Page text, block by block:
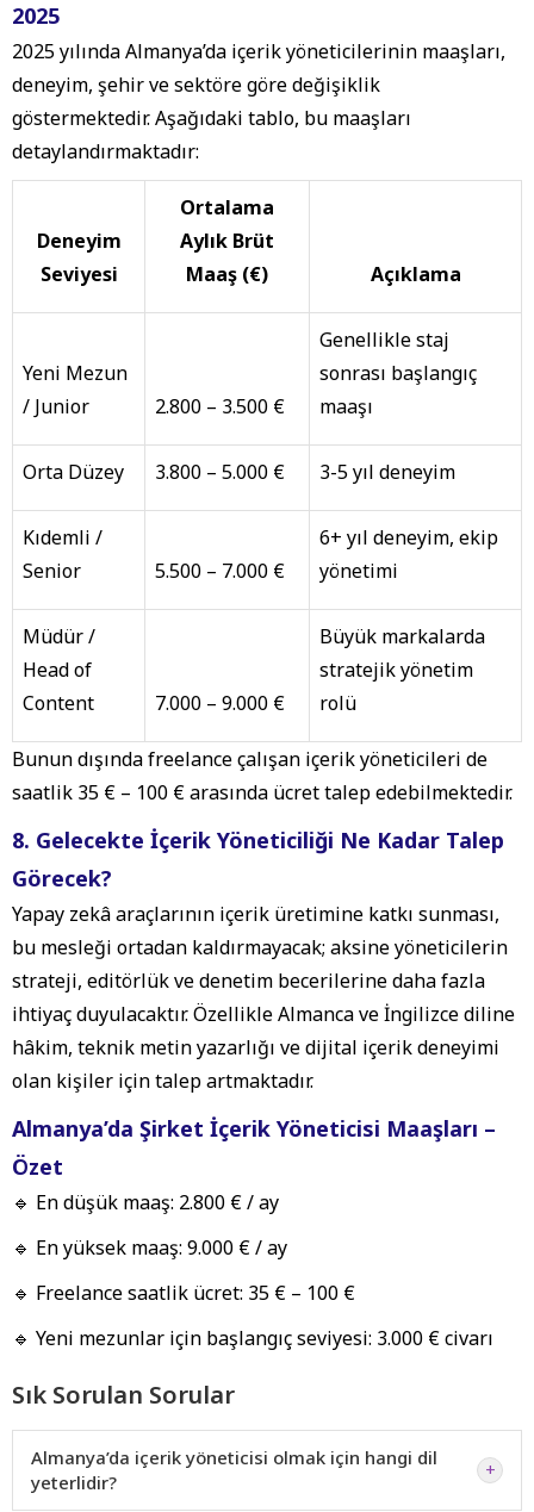
2025
2025 yılında Almanya’da içerik yöneticilerinin maaşları,
deneyim, şehir ve sektöre göre değişiklik
göstermektedir. Aşağıdaki tablo, bu maaşları
detaylandırmaktadır:
Deneyim
Seviyesi
Ortalama
Aylık Brüt
Maaş (€)
Açıklama
Yeni Mezun
/ Junior
2.800 – 3.500 €
Genellikle staj
sonrası başlangıç
maaşı
Orta Düzey 3.800 – 5.000 € 3-5 yıl deneyim
Kıdemli /
Senior
5.500 – 7.000 €
6+ yıl deneyim, ekip
yönetimi
Müdür /
Head of
Content
7.000 – 9.000 €
Büyük markalarda
stratejik yönetim
rolü
Bunun dışında freelance çalışan içerik yöneticileri de
saatlik 35 € – 100 € arasında ücret talep edebilmektedir.
8. Gelecekte İçerik Yöneticiliği Ne Kadar Talep
Görecek?
Yapay zekâ araçlarının içerik üretimine katkı sunması,
bu mesleği ortadan kaldırmayacak; aksine yöneticilerin
strateji, editörlük ve denetim becerilerine daha fazla
ihtiyaç duyulacaktır. Özellikle Almanca ve İngilizce diline
hâkim, teknik metin yazarlığı ve dijital içerik deneyimi
olan kişiler için talep artmaktadır.
Almanya’da Şirket İçerik Yöneticisi Maaşları –
Özet
🔹 En düşük maaş: 2.800 € / ay
🔹 En yüksek maaş: 9.000 € / ay
🔹 Freelance saatlik ücret: 35 € – 100 €
🔹 Yeni mezunlar için başlangıç seviyesi: 3.000 € civarı
Sık Sorulan Sorular
Almanya’da içerik yöneticisi olmak için hangi dil
yeterlidir?
+